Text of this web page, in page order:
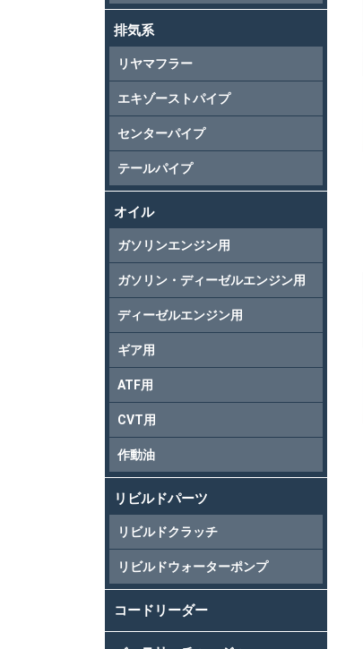
排気系
リヤマフラー
エキゾーストパイプ
センターパイプ
テールパイプ
オイル
ガソリンエンジン用
ガソリン・ディーゼルエンジン用
ディーゼルエンジン用
ギア用
ATF用
CVT用
作動油
リビルドパーツ
リビルドクラッチ
リビルドウォーターポンプ
コードリーダー